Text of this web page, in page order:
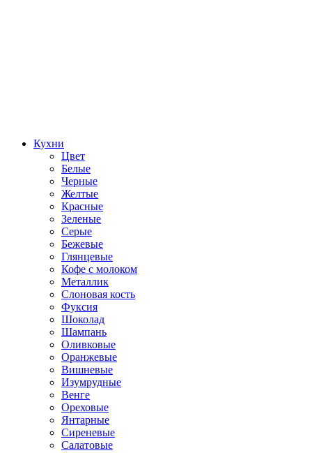
Кухни
Цвет
Белые
Черные
Желтые
Красные
Зеленые
Серые
Бежевые
Глянцевые
Кофе с молоком
Металлик
Слоновая кость
Фуксия
Шоколад
Шампань
Оливковые
Оранжевые
Вишневые
Изумрудные
Венге
Ореховые
Янтарные
Сиреневые
Салатовые